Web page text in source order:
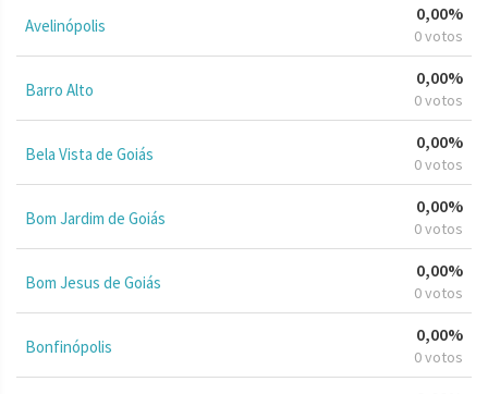
Avelinópolis
0,00%
0 votos
Barro Alto
0,00%
0 votos
Bela Vista de Goiás
0,00%
0 votos
Bom Jardim de Goiás
0,00%
0 votos
Bom Jesus de Goiás
0,00%
0 votos
Bonfinópolis
0,00%
0 votos